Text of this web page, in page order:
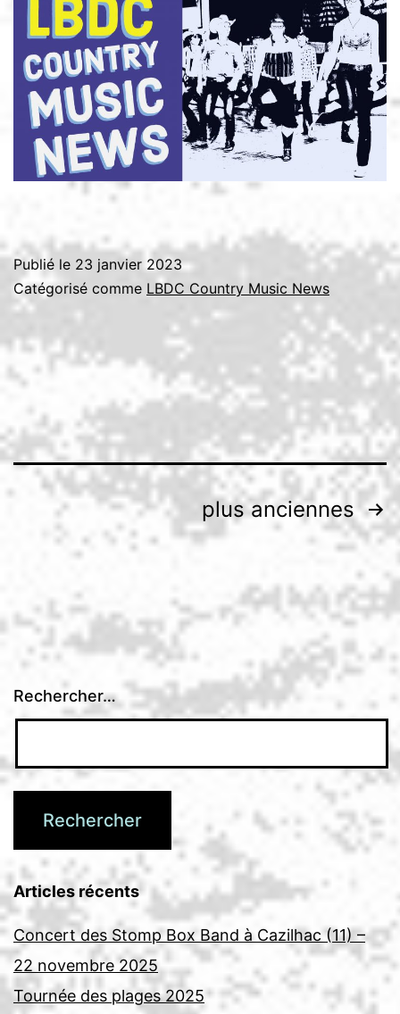
Publié le 23 janvier 2023
Catégorisé comme LBDC Country Music News
Pagination
des
publications
plus anciennes
Rechercher…
Articles récents
Concert des Stomp Box Band à Cazilhac (11) –
22 novembre 2025
Tournée des plages 2025